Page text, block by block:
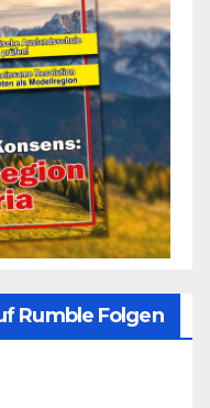
Rumble Folgen